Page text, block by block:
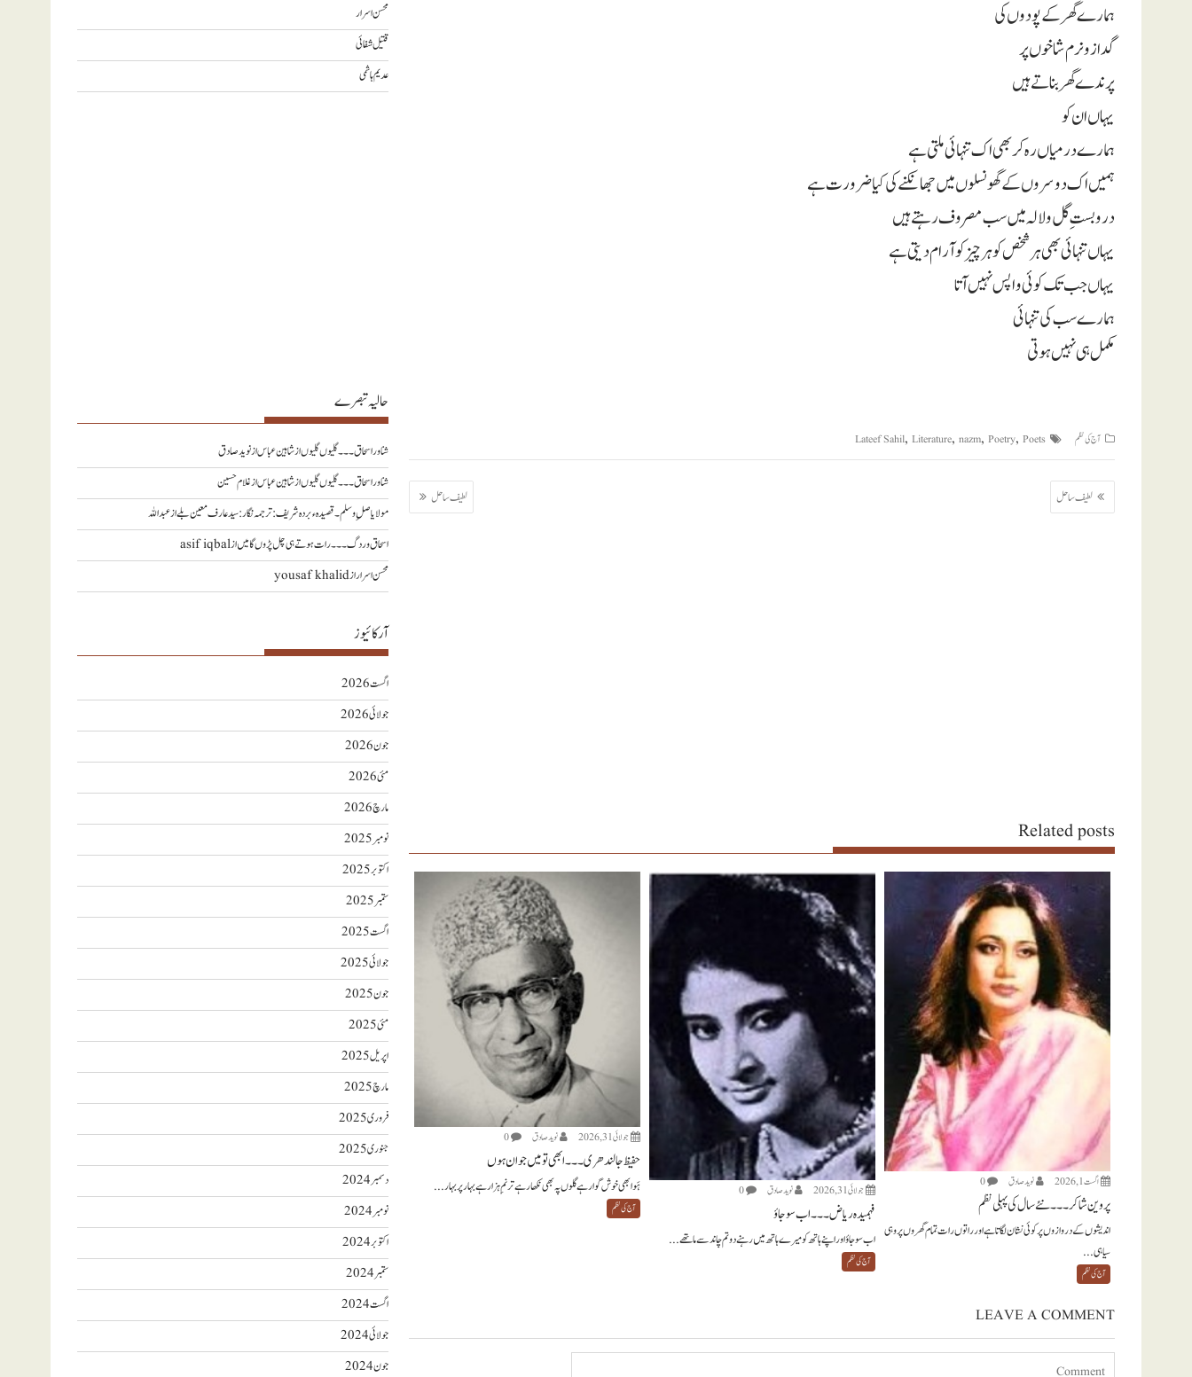
ہمارے گھر کے پودوں کی
گداز و نرم شاخوں پر
پرندے گھر بناتے ہیں
یہاں ان کو
ہمارے درمیاں رہ کر بھی اک تنہائی ملتی ہے
ہمیں اک دوسروں کے گھونسلوں میں جھانکنے کی کیا ضرورت ہے
در و بستِ گل و لالہ میں سب مصروف رہتے ہیں
یہاں تنہائی بھی ہر شخص کو ہر چیز کو آرام دیتی ہے
یہاں جب تک کوئی واپس نہیں آتا
ہمارے سب کی تنہائی
مکمل ہی نہیں ہوتی
آج کی نظم Lateef Sahil, Literature, nazm, Poetry, Poets
پوسٹوں
کی
لطیف ساحل لطیف ساحل
Related posts
اگست 1, 2026 نويد صادق 0
پروین شاکر ۔۔۔ نئے سال کی پہلی نظم
اندیشوں کے دروازوں پر کوئی نشان لگاتا ہے اور راتوں رات تمام گھروں پر وہی
سیاہی...
آج کی نظم
جولائی 31, 2026 نويد صادق 0
فہمیدہ ریاض ۔۔۔ اب سو جاؤ
اب سو جاؤ اور اپنے ہاتھ کو میرے ہاتھ میں رہنے دو تم چاند سے ماتھے...
آج کی نظم
جولائی 31, 2026 نويد صادق 0
حفیظ جالندھری ۔۔۔ ابھی تو میں جوان ہوں
ہَوا بھی خوش گوار ہے گلوں پہ بھی نکھار ہے ترنمِ ہزار ہے بہار پر بہار...
آج کی نظم
LEAVE A COMMENT
محسن اسرار
قتیل شفائی
عدیم ہاشمی
حالیہ تبصرے
شناور اسحاق ۔۔۔ گلیوں گلیوں از شاہین عباسازنويد صادق
شناور اسحاق ۔۔۔ گلیوں گلیوں از شاہین عباسازغلام حسین
مولا یا صلِ وسلم ۔قصیدہ ء بردہ شریف: ترجمہ نگار : سید عارف معین بلےازعبداللہ
اسحاق وردگ ۔۔۔ رات ہوتے ہی چل پڑوں گا میںازasif iqbal
محسن اسرارازyousaf khalid
آرکائیوز
اگست 2026
جولائی 2026
جون 2026
مئی 2026
مارچ 2026
نومبر 2025
اکتوبر 2025
ستمبر 2025
اگست 2025
جولائی 2025
جون 2025
مئی 2025
اپریل 2025
مارچ 2025
فروری 2025
جنوری 2025
دسمبر 2024
نومبر 2024
اکتوبر 2024
ستمبر 2024
اگست 2024
جولائی 2024
جون 2024